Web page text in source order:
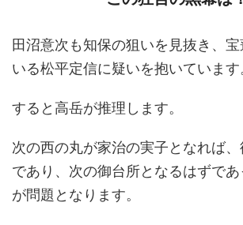
田沼意次も知保の狙いを見抜き、
いる松平定信に疑いを抱いています
すると高岳が推理します。
次の西の丸が家治の実子となれば
であり、次の御台所となるはずで
が問題となります。